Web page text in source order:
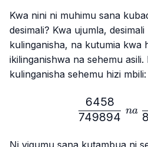
Kwa nini ni muhimu sana
desimali? Kwa ujumla,
kulinganisha, na kutumia kwa
ikilinganishwa na sehemu
kulinganisha sehemu hizi mbili:
749894
6458
na